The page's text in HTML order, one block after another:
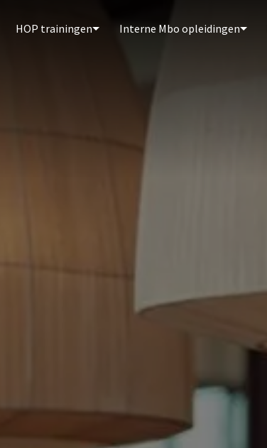
HOP trainingen Interne Mbo opleidingen